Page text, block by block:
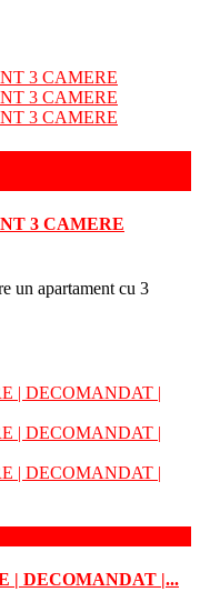
3 CAMERE
un apartament cu 3
| DECOMANDAT |...